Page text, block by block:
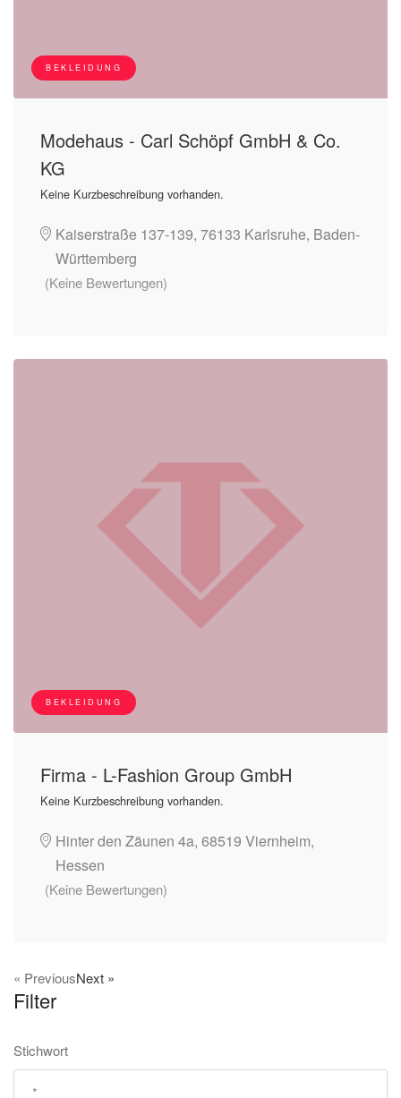
BEKLEIDUNG
Modehaus - Carl Schöpf GmbH & Co.
KG
Keine Kurzbeschreibung vorhanden.
Kaiserstraße 137-139, 76133 Karlsruhe, Baden-
Württemberg
(Keine Bewertungen)
BEKLEIDUNG
Firma - L-Fashion Group GmbH
Keine Kurzbeschreibung vorhanden.
Hinter den Zäunen 4a, 68519 Viernheim,
Hessen
(Keine Bewertungen)
« PreviousNext »
Filter
Stichwort